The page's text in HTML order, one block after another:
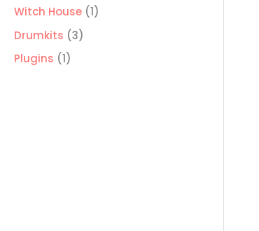
productos
Witch House 11
Drumkits 33
Plugins 11